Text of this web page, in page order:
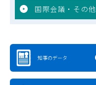
国際会議・その他
知事のデータ